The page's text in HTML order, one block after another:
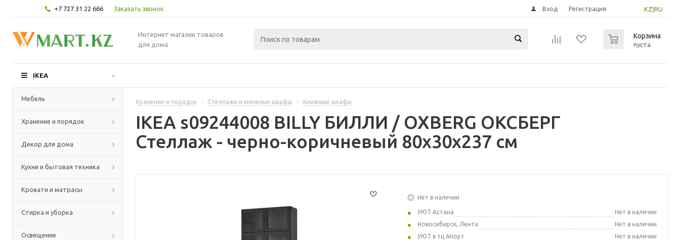
+7 727 31 22 666 Заказать звонок KZ RU
Вход Регистрация
Интернет магазин товаров
для дома
Корзина
пуста
IKEA
Мебель
Хранение и порядок
Декор для дома
Кухни и бытовая техника
Кровати и матрасы
Стирка и уборка
Освещение
Хранение и порядок - Стеллажи и книжные шкафы - Книжные шкафы
IKEA s09244008 BILLY БИЛЛИ / OXBERG ОКСБЕРГ
Стеллаж - черно-коричневый 80x30x237 см
Нет в наличии
УЮТ Астана
Нет в наличии
Новосибирск, Лента
Нет в наличии
УЮТ в тц Апорт
Нет в наличии